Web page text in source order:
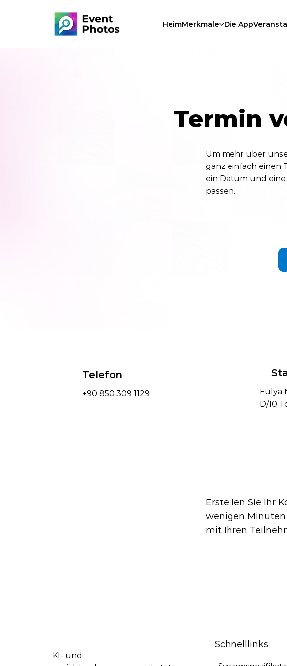
HeimMerkmale Die App
Termin
Um mehr über
ganz einfach einen
ein Datum und
passen.
Telefon
+90 850 309 1129
Fulya
D/10
Erstellen Sie Ihr
wenigen Minuten
mit Ihren
KI- und
Schnelllinks